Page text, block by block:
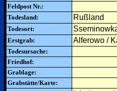
Feldpost Nr.:
Todesland:
Rußland
Todesort:
Erstgrab: Alferowo /
Todesursache:
Friedhof:
Grablage:
Grabstätte/Karte: